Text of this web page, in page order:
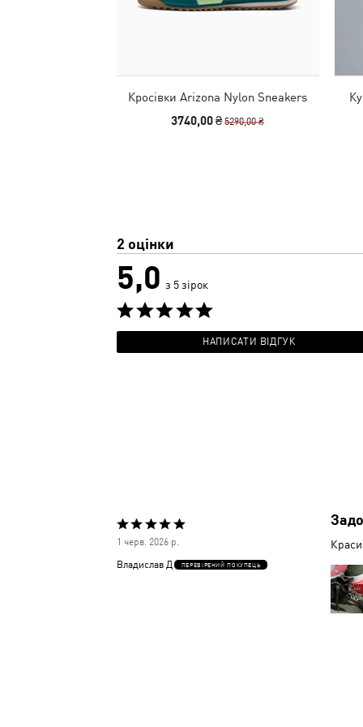
Кросівки Arizona Nylon Sneakers
3740,00 ₴5290,00 ₴
2 оцінки
5,0 з 5 зірок
НАПИСАТИ ВІДГУК
Оцінено
1 черв. 2026 р.
Владислав Д ПЕРЕВІРЕНИЙ ПОКУПЕЦЬ